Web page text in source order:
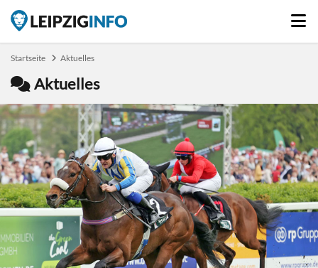
Startseite Aktuelles
Aktuelles